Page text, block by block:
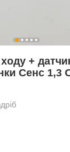
+
Сенс 1,3